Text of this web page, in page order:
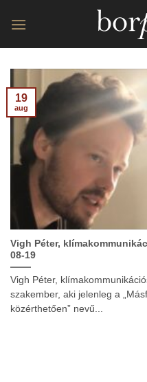
Vigh Péter,
08-19
Vigh Péter,
szakember, aki jelenleg a
közérthetően” nevű...
19
aug